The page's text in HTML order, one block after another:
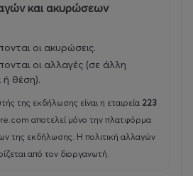
και ακυρώσεων
οι ακυρώσεις.
οι αλλαγές (σε άλλη
θέση).
της εκδήλωσης είναι η εταιρεία 223
αποτελεί μόνο την πλατφόρμα
της εκδήλωσης. Η πολιτική αλλαγών
από τον διοργανωτή.